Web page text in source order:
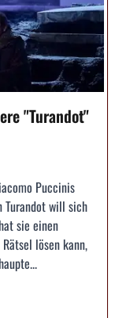
"Turandot"
Puccinis
Turandot will sich
sie einen
lösen kann,